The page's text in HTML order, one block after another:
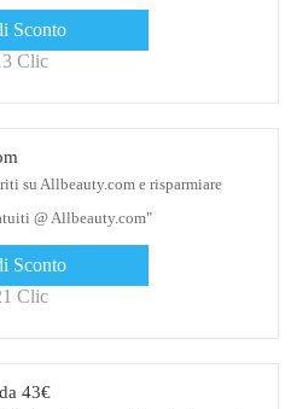
Sconto
Clic
su Allbeauty.com e risparmiare
@ Allbeauty.com"
Sconto
Clic
43€